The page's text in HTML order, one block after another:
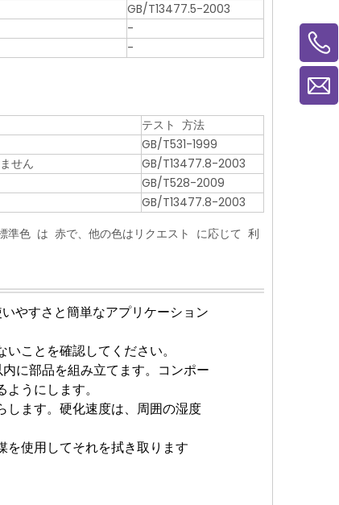
GB/T13477.5-2003
-
-
テスト 方法
GB/T531-1999
せん
GB/T13477.8-2003
GB/T528-2009
GB/T13477.8-2003
色 は 赤で、他の色はリクエスト に応じて 利
やすさと簡単なアプリケーション
ことを確認してください。
に部品を組み立てます。コンポー
うにします。
します。硬化速度は、周囲の湿度
を使用してそれを拭き取ります